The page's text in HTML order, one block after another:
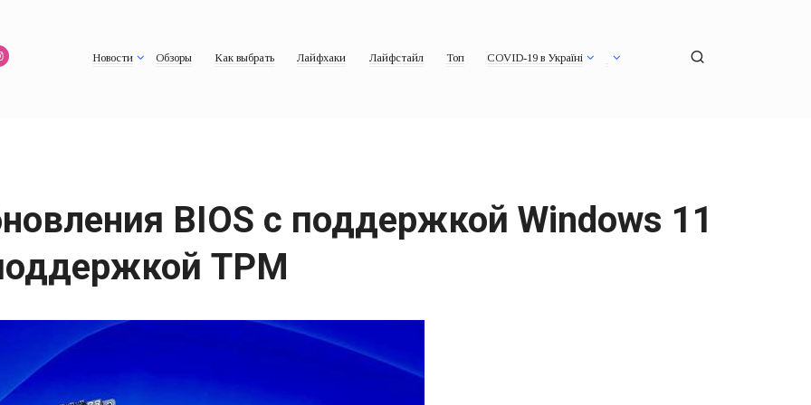
Новости Обзоры Как выбрать Лайфхаки Лайфстайл Топ COVID-19 в Україні
BIOS с поддержкой Windows 11
TPM